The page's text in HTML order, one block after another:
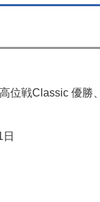
位戦Classic 優勝